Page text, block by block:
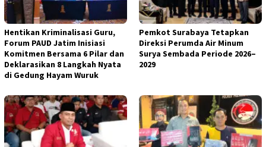
Hentikan Kriminalisasi Guru,
Forum PAUD Jatim Inisiasi
Komitmen Bersama 6 Pilar dan
Deklarasikan 8 Langkah Nyata
di Gedung Hayam Wuruk
Pemkot Surabaya Tetapkan
Direksi Perumda Air Minum
Surya Sembada Periode 2026–
2029